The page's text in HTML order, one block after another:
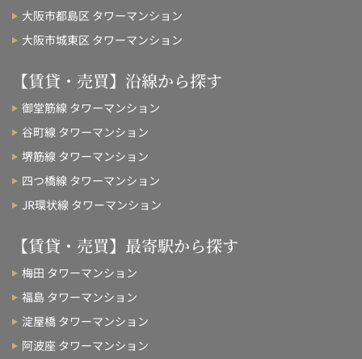
大阪市都島区 タワーマンション
大阪市城東区 タワーマンション
【賃貸・売買】沿線から探す
御堂筋線 タワーマンション
谷町線 タワーマンション
堺筋線 タワーマンション
四つ橋線 タワーマンション
JR環状線 タワーマンション
【賃貸・売買】最寄駅から探す
梅田 タワーマンション
福島 タワーマンション
淀屋橋 タワーマンション
阿波座 タワーマンション